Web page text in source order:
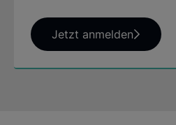
Jetzt anmelden